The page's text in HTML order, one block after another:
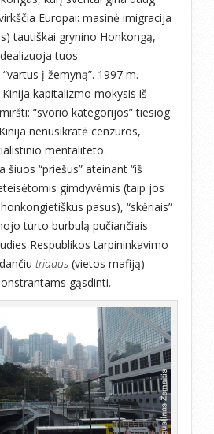
Europai: masinė imigracija
tautiškai grynino Honkongą,
tuos
į žemyną”. 1997 m.
kapitalizmo mokysis iš
“svorio kategorijos” tiesiog
nenusikratė cenzūros,
mentaliteto.
šiuos “priešus” ateinant “iš
gimdyvėmis (taip jos
pasus), “skėriais”
turto burbulą pučiančiais
Respublikos tarpininkavimo
triadus (vietos mafiją)
gąsdinti.